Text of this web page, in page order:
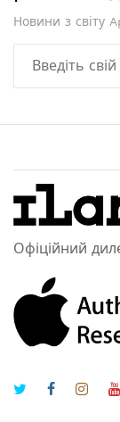
Новини з світу
Офіційний